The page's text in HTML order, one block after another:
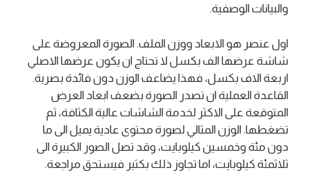
والبيانات الوصفية.
اول عنصر هو الابعاد ووزن الملف. الصورة المعروضة على
شاشة عرضها الف بكسل لا تحتاج ان يكون عرضها الاصلي
اربعة الاف بكسل، فهذا يضاعف الوزن دون فائدة بصرية.
القاعدة العملية ان تصدر الصورة بضعف ابعاد العرض
المتوقعة على الاكثر لخدمة الشاشات عالية الكثافة، ثم
تضغطها. الوزن المثالي لصورة محتوى عادية يميل الى ما
دون مئة وخمسين كيلوبايت، وقد تصل الصور الكبيرة الى
ثلاثمئة كيلوبايت، اما تجاوز ذلك بكثير فيستحق مراجعة.